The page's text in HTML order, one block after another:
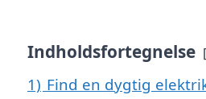
Indholdsfortegnelse
1) Find en dygtig